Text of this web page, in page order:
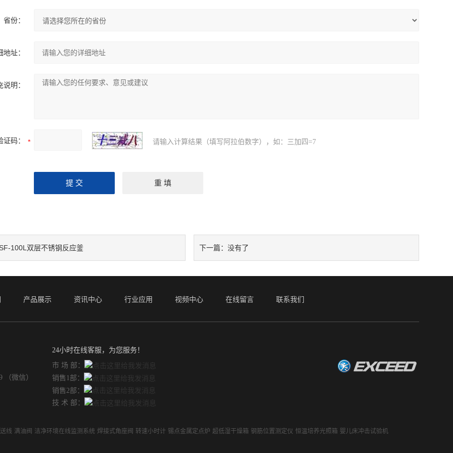
省份：
地址：
说明：
证码： 请输入计算结果（填写阿拉伯数字），如：三加四=7
100L双层不锈钢反应釜 下一篇：没有了
产品展示 资讯中心 行业应用 视频中心 在线留言 联系我们
（微信）
24小时在线客服，为您服务！
市 场 部：
销售1部：
销售2部：
技 术 部：
线 满油阀 洁净环境在线监测系统 焊接式角座阀 转速小时计 锡点金属定点炉 超低湿干燥箱 钢筋位置测定仪 恒温培养光照箱 婴儿床冲击试验机